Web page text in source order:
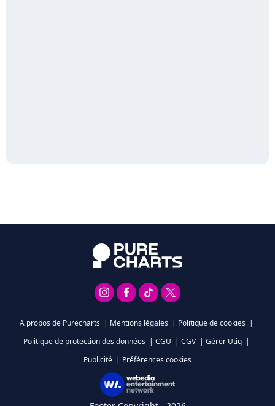
A propos de Purecharts | Mentions légales | Politique de cookies |
Politique de protection des données | CGU | CGV | Gérer Utiq |
Publicité | Préférences cookies